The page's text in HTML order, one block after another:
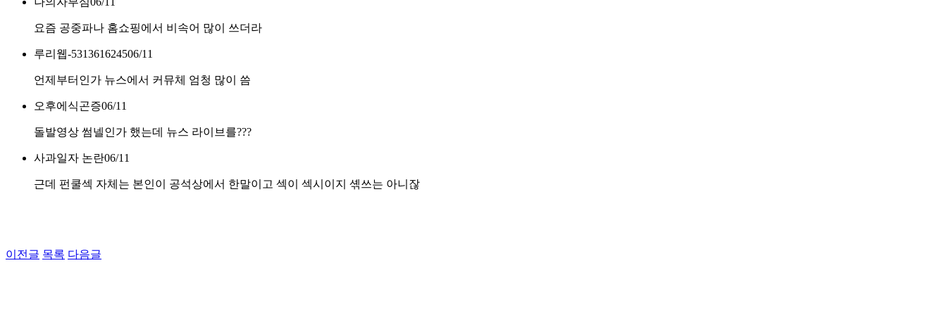
요즘 공중파나 홈쇼핑에서 비속어 많이 쓰더라
루리웹-531361624506/11
언제부터인가 뉴스에서 커뮤체 엄청 많이 씀
오후에식곤증06/11
돌발영상 썸넬인가 했는데 뉴스 라이브를???
사과일자 논란06/11
근데 펀쿨섹 자체는 본인이 공석상에서 한말이고 섹이 섹시이지 셲쓰는 아니잖
이전글 목록 다음글